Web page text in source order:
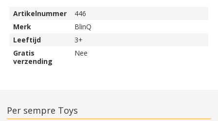
Artikelnummer
446
Merk
BlinQ
Leeftijd
3+
Gratis
verzending
Nee
Per sempre Toys